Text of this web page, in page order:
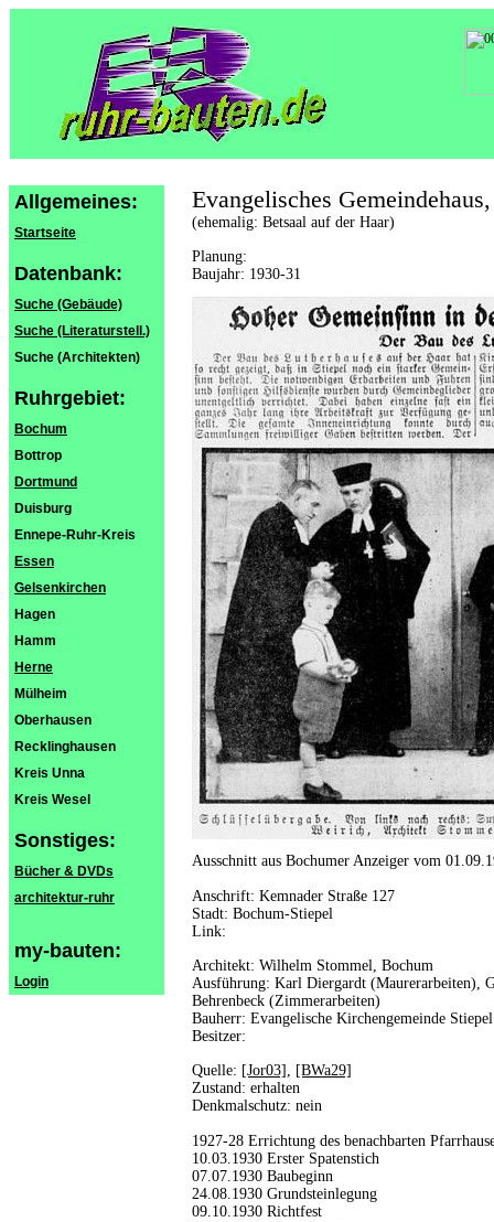
Allgemeines:
Startseite
Datenbank:
Suche (Gebäude)
Suche (Literaturstell.)
Suche (Architekten)
Ruhrgebiet:
Bochum
Bottrop
Dortmund
Duisburg
Ennepe-Ruhr-Kreis
Essen
Gelsenkirchen
Hagen
Hamm
Herne
Mülheim
Oberhausen
Recklinghausen
Kreis Unna
Kreis Wesel
Sonstiges:
Bücher & DVDs
architektur-ruhr
my-bauten:
Login
Evangelisches
(ehemalig: Betsaal auf der Haar)
Planung:
Baujahr: 1930-31
Ausschnitt aus Bochumer Anzeiger vom
Anschrift: Kemnader Straße 127
Stadt: Bochum-Stiepel
Link:
Architekt: Wilhelm Stommel, Bochum
Ausführung: Karl Diergardt (Maurerarbeiten),
Behrenbeck (Zimmerarbeiten)
Bauherr: Evangelische Kirchengemeinde Stiepel
Besitzer:
Quelle: [Jor03] , [BWa29]
Zustand: erhalten
Denkmalschutz: nein
1927-28 Errichtung des benachbarten
10.03.1930 Erster Spatenstich
07.07.1930 Baubeginn
24.08.1930 Grundsteinlegung
09.10.1930 Richtfest